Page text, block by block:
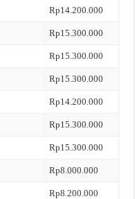
Rp14.200.000
Rp15.300.000
Rp15.300.000
Rp15.300.000
Rp14.200.000
Rp15.300.000
Rp15.300.000
Rp8.000.000
Rp8.200.000